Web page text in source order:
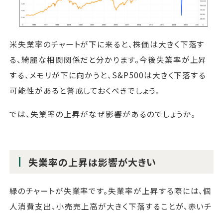
米失業率のチャートが下に来ると、株価は大きく下落す
る、綺麗な相関関係だと分かります。今後失業率が上昇
する、メモリが下に向かうと、S&P500は大きく下落する
可能性があると警戒しておくべきでしょう。
では、失業率の上昇がなぜ影響があるのでしょうか。
失業率の上昇は影響が大きい
緑のチャートが失業率です。失業率が上昇する際には、個
人消費支出、小売売上高が大きく下落することが、赤いチ